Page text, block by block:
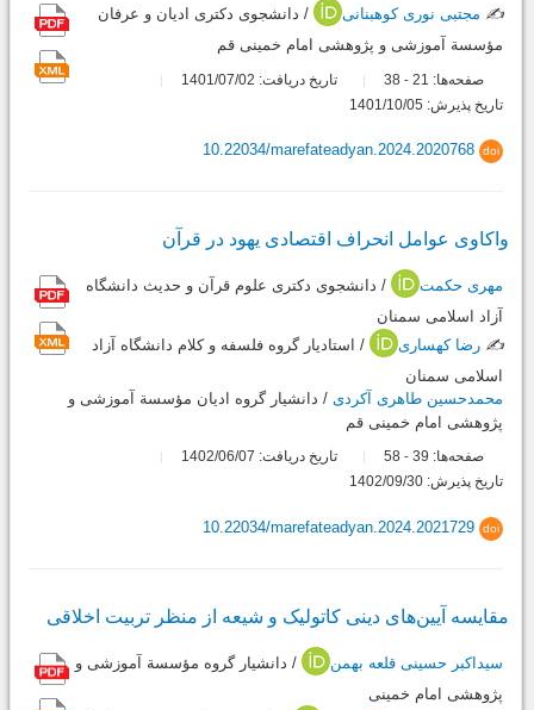
✍️ مجتبی نوری کوهبنانی
/ دانشجوی دکتری ادیان و عرفان
مؤسسة آموزشی و پژوهشی امام خمینی قم
صفحه‌ها: 21
-
تاریخ دریافت: 1401/07/02
تاریخ پذیرش: 1401/10/05
doi
10.22034/marefateadyan.2024.2020768
واکاوی عوامل انحراف اقتصادی یهود در قرآن
مهری حکمت
/ دانشجوی دکتری علوم قرآن و حدیث دانشگاه
آزاد اسلامی سمنان
✍️ رضا کهساری
/ استادیار گروه فلسفه و کلام دانشگاه آزاد
اسلامی سمنان
محمدحسین طاهری آکردی / دانشیار گروه ادیان مؤسسة آموزشی و
پژوهشی امام خمینی قم
صفحه‌ها: 39
-
تاریخ دریافت: 1402/06/07
تاریخ پذیرش: 1402/09/30
doi
10.22034/marefateadyan.2024.2021729
مقایسه آیین‌های دینی کاتولیک و شیعه از منظر تربیت اخلاقی
سیداکبر حسینی قلعه بهمن
/ دانشیار گروه مؤسسة آموزشی و
پژوهشی امام خمینی